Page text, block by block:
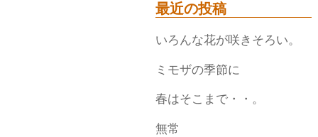
最近の投稿
いろんな花が咲きそろい。
ミモザの季節に
春はそこまで・・。
無常